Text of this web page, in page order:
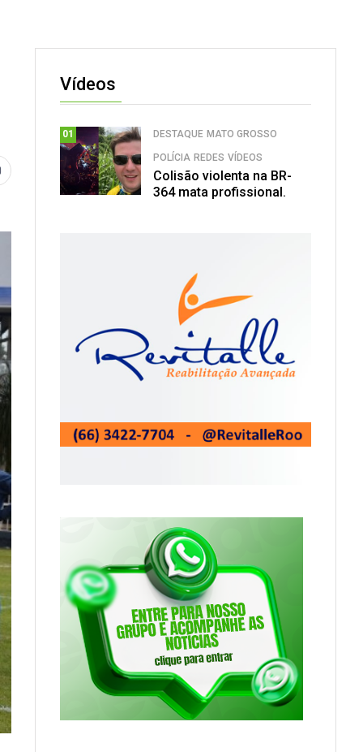
Vídeos
01 DESTAQUE MATO GROSSO
POLÍCIA REDES VÍDEOS
Colisão violenta na BR-
364 mata profissional.